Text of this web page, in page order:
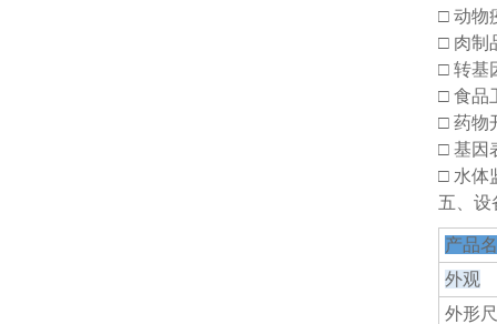
□ 动物
□ 肉制
□ 转基
□ 食品
□ 药物
□ 基因
□ 水体
五、设
产品
外观
外形